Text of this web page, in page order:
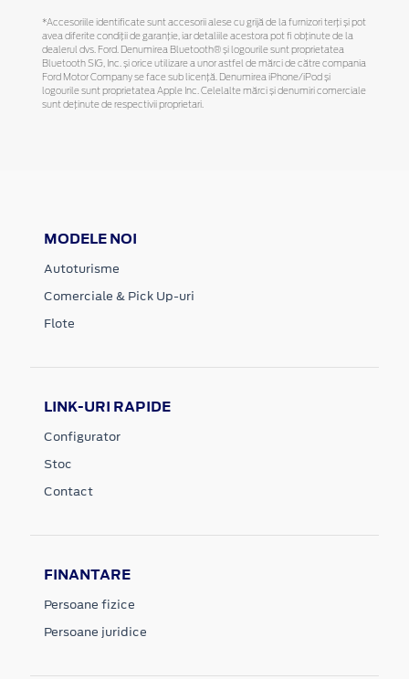
*Accesoriile identificate sunt accesorii alese cu grijă de la furnizori terți și pot
avea diferite condiții de garanție, iar detaliile acestora pot fi obținute de la
dealerul dvs. Ford. Denumirea Bluetooth® și logourile sunt proprietatea
Bluetooth SIG, Inc. și orice utilizare a unor astfel de mărci de către compania
Ford Motor Company se face sub licență. Denumirea iPhone/iPod și
logourile sunt proprietatea Apple Inc. Celelalte mărci și denumiri comerciale
sunt deținute de respectivii proprietari.
MODELE NOI
Autoturisme
Comerciale & Pick Up-uri
Flote
LINK-URI RAPIDE
Configurator
Stoc
Contact
FINANTARE
Persoane fizice
Persoane juridice